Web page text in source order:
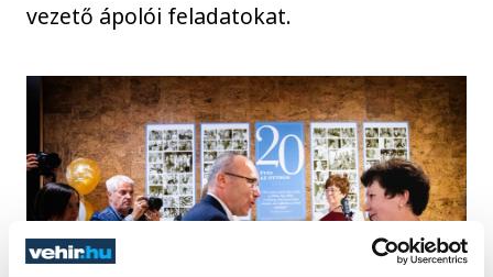
vezető ápolói feladatokat.